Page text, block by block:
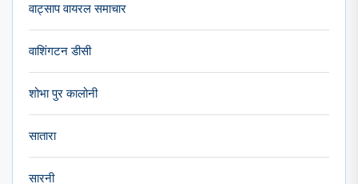
वाट्साप वायरल समाचार
वाशिंगटन डीसी
शोभा पुर कालोनी
सातारा
सारनी